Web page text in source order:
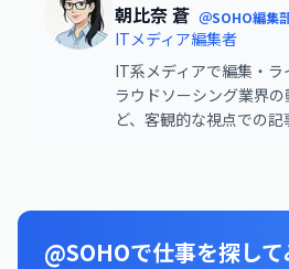
朝比奈 蒼 ＠SOHO編集
ITメディア編集者
IT系メディアで編集・
ラウドソーシング業界
ど、客観的な視点での記
@SOHOで仕事を探して